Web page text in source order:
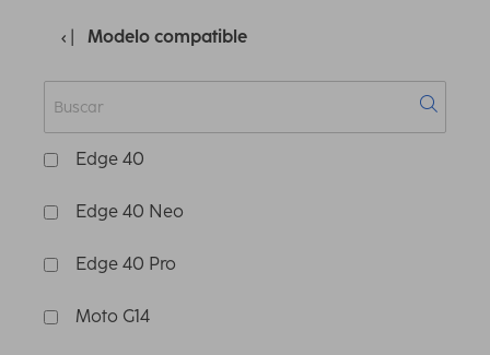
Modelo compatible
Edge 40
Edge 40 Neo
Edge 40 Pro
Moto G14